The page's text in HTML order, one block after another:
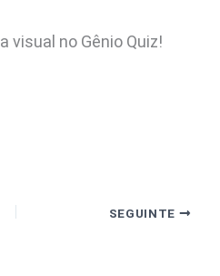
visual no Gênio Quiz!
SEGUINTE